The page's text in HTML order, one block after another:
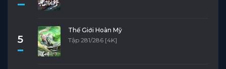
5
Thế Giới Hoàn Mỹ
Tập 281/286 [4K]